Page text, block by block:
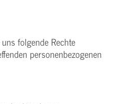
folgende Rechte
personenbezogenen